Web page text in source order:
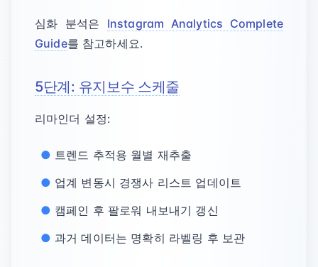
심화 분석은 Instagram Analytics Complete
Guide를 참고하세요.
5단계: 유지보수 스케줄
리마인더 설정:
트렌드 추적용 월별 재추출
업계 변동시 경쟁사 리스트 업데이트
캠페인 후 팔로워 내보내기 갱신
과거 데이터는 명확히 라벨링 후 보관